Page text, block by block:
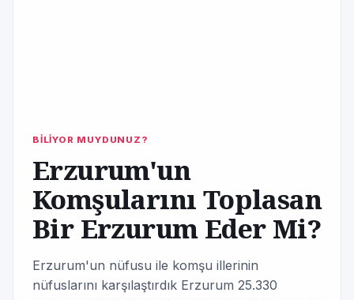
BİLİYOR MUYDUNUZ?
Erzurum'un
Komşularını Toplasan
Bir Erzurum Eder Mi?
Erzurum'un nüfusu ile komşu illerinin
nüfuslarını karşılaştırdık Erzurum 25.330